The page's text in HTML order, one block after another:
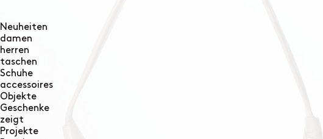
Neuheiten
damen
herren
taschen
Schuhe
accessoires
Objekte
Geschenke
zeigt
Projekte